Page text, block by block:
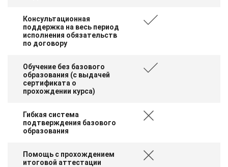
Консультационная
поддержка на весь период
исполнения обязательств
по договору
Обучение без базового
образования (с выдачей
сертификата о
прохождении курса)
Гибкая система
подтверждения базового
образования
Помощь с прохождением
итоговой аттестации